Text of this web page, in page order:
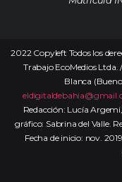
2022 Copyleft Todos los
Trabajo EcoMedios
Blanca
Redacción: Lucía
gráfico: Sabrina del Valle.
Fecha de inicio: nov.